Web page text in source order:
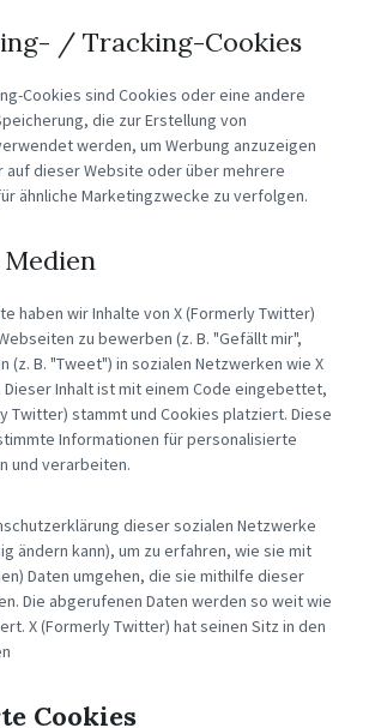
/ Tracking-Cookies
Cookies sind Cookies oder eine andere
die zur Erstellung von
werden, um Werbung anzuzeigen
auf dieser Website oder über mehrere
ähnliche Marketingzwecke zu verfolgen.
Medien
haben wir Inhalte von X (Formerly Twitter)
zu bewerben (z. B. "Gefällt mir",
(z. B. "Tweet") in sozialen Netzwerken wie X
Inhalt ist mit einem Code eingebettet,
Twitter) stammt und Cookies platziert. Diese
Informationen für personalisierte
und verarbeiten.
dieser sozialen Netzwerke
ändern kann), um zu erfahren, wie sie mit
Daten umgehen, die sie mithilfe dieser
Die abgerufenen Daten werden so weit wie
X (Formerly Twitter) hat seinen Sitz in den
Cookies